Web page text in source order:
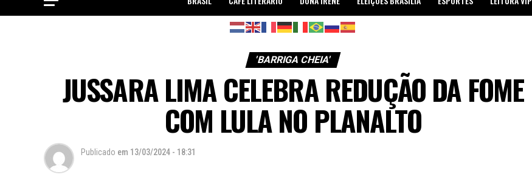
'BARRIGA CHEIA'
JUSSARA LIMA CELEBRA REDUÇÃO DA FOME
COM LULA NO PLANALTO
Publicado em 13/03/2024 - 18:31